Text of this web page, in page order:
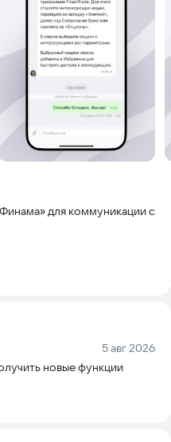
для коммуникации с
обращений
Дата:
5 авг 2026
новые функции